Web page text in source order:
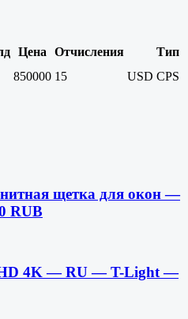
Цена Отчисления
Тип
850000 15 USD CPS
щетка для окон —
RUB
4K — RU — T-Light —